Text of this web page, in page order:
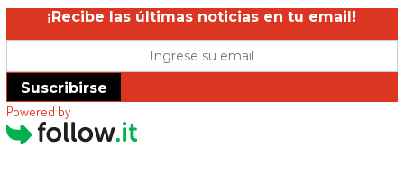
¡Recibe las últimas noticias en tu email!
Suscribirse
Powered by